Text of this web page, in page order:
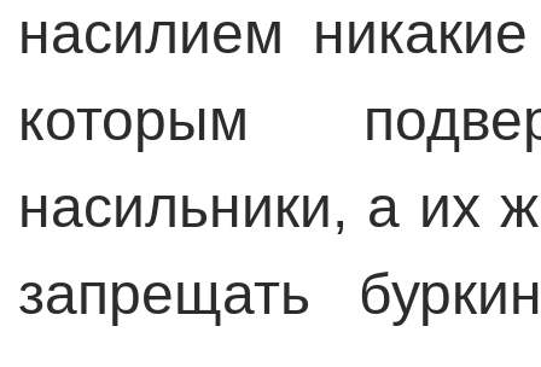
насилием
которым
насильники, а их
запрещать